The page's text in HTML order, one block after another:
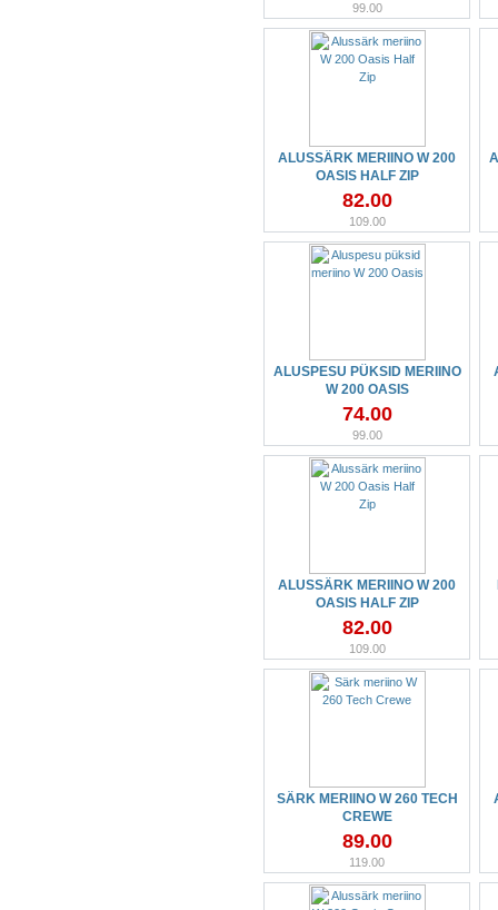
99.00
ALUSSÄRK MERIINO W 200
OASIS HALF ZIP
82.00
109.00
ALUSPESU PÜKSID MERIINO
W 200 OASIS
74.00
99.00
ALUSSÄRK MERIINO W 200
OASIS HALF ZIP
82.00
109.00
SÄRK MERIINO W 260 TECH
CREWE
89.00
119.00